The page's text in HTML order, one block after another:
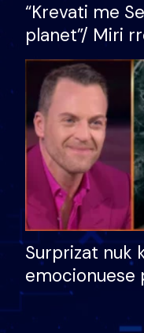
“Krevati me
planet”/ Miri
bukura në
mungojë
Surprizat nuk
emocionuese
nëna dhe
nuk i mban